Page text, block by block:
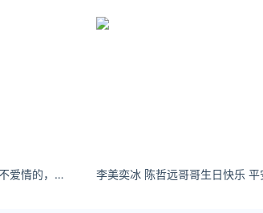
Cherry Quahst什么爱情不爱情的，还是祝你们早日暴富吧。